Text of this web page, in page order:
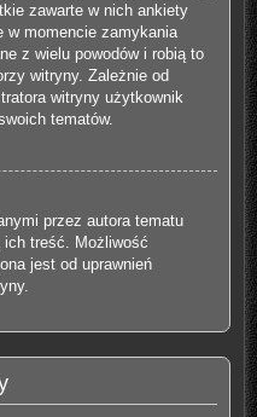
zawarte w nich ankiety
w momencie zamykania
z wielu powodów i robią to
witryny. Zależnie od
witryny użytkownik
tematów.
przez autora tematu
treść. Możliwość
jest od uprawnień